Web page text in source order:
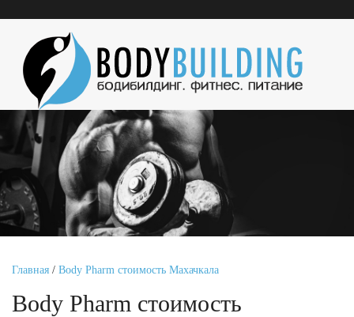
Главная / Body Pharm стоимость Махачкала
Body Pharm стоимость